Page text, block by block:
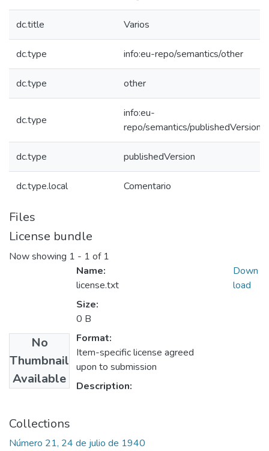
dc.title Varios
dc.type info:eu-repo/semantics/other
dc.type other
dc.type
info:eu-
repo/semantics/publishedVersion
dc.type publishedVersion
dc.type.local Comentario
Files
License bundle
Now showing 1 - 1 of 1
No
Thumbnail
Available
Name:
license.txt
Size:
0 B
Format:
Item-specific license agreed
upon to submission
Description:
Down
load
Collections
Número 21, 24 de julio de 1940